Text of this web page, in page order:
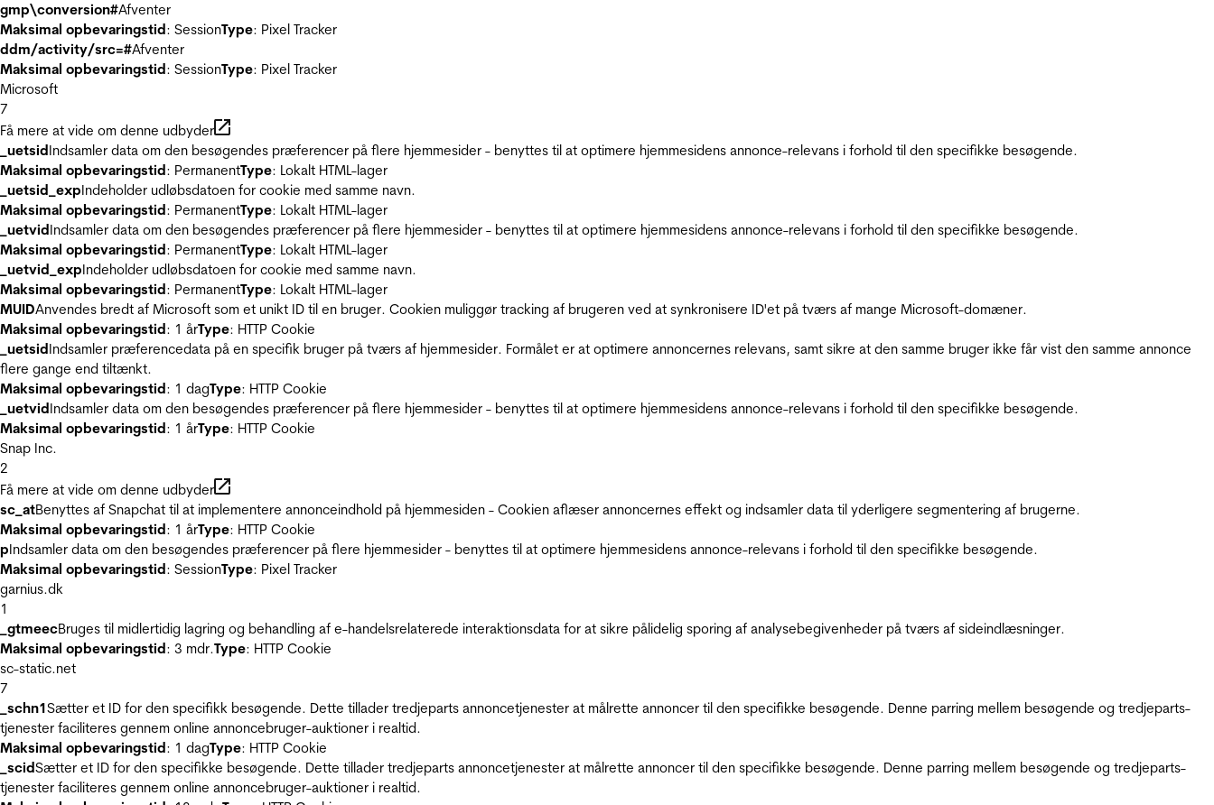
gmp\conversion#Afventer
Maksimal opbevaringstid: SessionType: Pixel Tracker
ddm/activity/src=#Afventer
Maksimal opbevaringstid: SessionType: Pixel Tracker
Microsoft
7
Få mere at vide om denne udbyder
_uetsidIndsamler data om den besøgendes præferencer på flere hjemmesider - benyttes til at optimere hjemmesidens annonce-relevans i forhold til den specifikke besøgende.
Maksimal opbevaringstid: PermanentType: Lokalt HTML-lager
_uetsid_expIndeholder udløbsdatoen for cookie med samme navn.
Maksimal opbevaringstid: PermanentType: Lokalt HTML-lager
_uetvidIndsamler data om den besøgendes præferencer på flere hjemmesider - benyttes til at optimere hjemmesidens annonce-relevans i forhold til den specifikke besøgende.
Maksimal opbevaringstid: PermanentType: Lokalt HTML-lager
_uetvid_expIndeholder udløbsdatoen for cookie med samme navn.
Maksimal opbevaringstid: PermanentType: Lokalt HTML-lager
MUIDAnvendes bredt af Microsoft som et unikt ID til en bruger. Cookien muliggør tracking af brugeren ved at synkronisere ID'et på tværs af mange Microsoft-domæner.
Maksimal opbevaringstid: 1 årType: HTTP Cookie
_uetsidIndsamler præferencedata på en specifik bruger på tværs af hjemmesider. Formålet er at optimere annoncernes relevans, samt sikre at den samme bruger ikke får vist den samme annonce
flere gange end tiltænkt.
Maksimal opbevaringstid: 1 dagType: HTTP Cookie
_uetvidIndsamler data om den besøgendes præferencer på flere hjemmesider - benyttes til at optimere hjemmesidens annonce-relevans i forhold til den specifikke besøgende.
Maksimal opbevaringstid: 1 årType: HTTP Cookie
Snap Inc.
2
Få mere at vide om denne udbyder
sc_atBenyttes af Snapchat til at implementere annonceindhold på hjemmesiden - Cookien aflæser annoncernes effekt og indsamler data til yderligere segmentering af brugerne.
Maksimal opbevaringstid: 1 årType: HTTP Cookie
pIndsamler data om den besøgendes præferencer på flere hjemmesider - benyttes til at optimere hjemmesidens annonce-relevans i forhold til den specifikke besøgende.
Maksimal opbevaringstid: SessionType: Pixel Tracker
garnius.dk
1
_gtmeecBruges til midlertidig lagring og behandling af e-handelsrelaterede interaktionsdata for at sikre pålidelig sporing af analysebegivenheder på tværs af sideindlæsninger.
Maksimal opbevaringstid: 3 mdr.Type: HTTP Cookie
sc-static.net
7
_schn1Sætter et ID for den specifikk besøgende. Dette tillader tredjeparts annoncetjenester at målrette annoncer til den specifikke besøgende. Denne parring mellem besøgende og tredjeparts-
tjenester faciliteres gennem online annoncebruger-auktioner i realtid.
Maksimal opbevaringstid: 1 dagType: HTTP Cookie
_scidSætter et ID for den specifikke besøgende. Dette tillader tredjeparts annoncetjenester at målrette annoncer til den specifikke besøgende. Denne parring mellem besøgende og tredjeparts-
tjenester faciliteres gennem online annoncebruger-auktioner i realtid.